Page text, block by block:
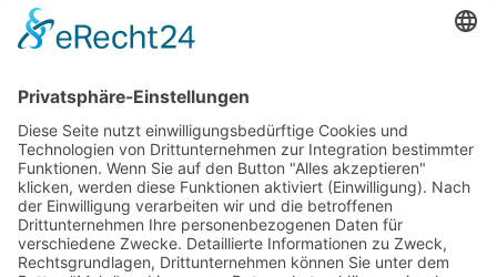
Divergentes Denken bleibt somit nicht nur
Kognitionswissenschaft, sondern entwickelt
sich zu einer essentiellenKompetenzfür
persönlichen und beruflichen Erfolg im 21.
Jahrhundert.